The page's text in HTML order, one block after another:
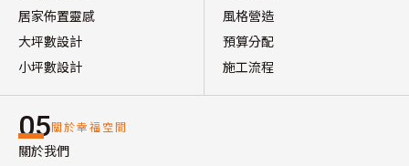
居家佈置靈感
大坪數設計
小坪數設計
風格營造
預算分配
施工流程
05關於幸福空間
關於我們